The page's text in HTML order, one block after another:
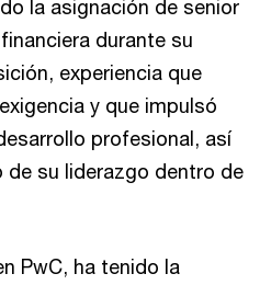
la asignación de senior
durante su
experiencia que
y que impulsó
profesional, así
su liderazgo dentro de
PwC, ha tenido la